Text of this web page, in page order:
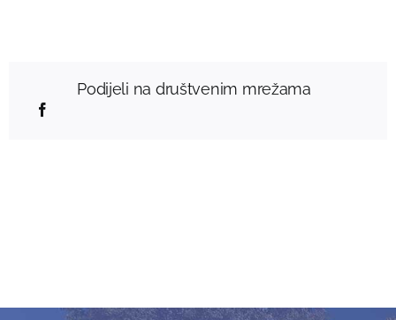
Podijeli na društvenim mrežama